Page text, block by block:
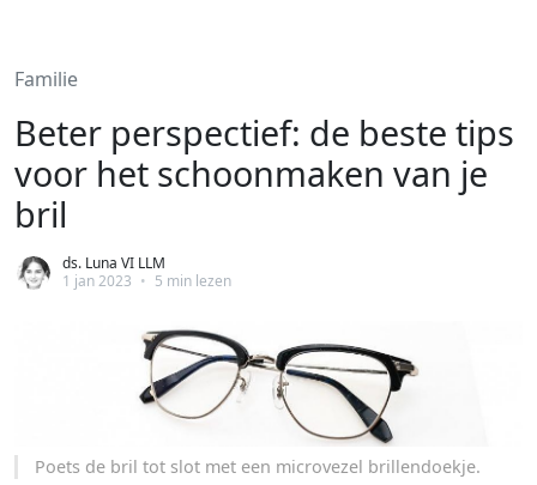
Familie
Beter perspectief: de beste tips
voor het schoonmaken van je
bril
ds. Luna VI LLM
1 jan 2023 • 5 min lezen
Poets de bril tot slot met een microvezel brillendoekje.